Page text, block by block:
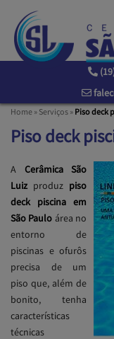
Home » Serviços » Piso deck
Piso deck
A Cerâmica São
Luiz produz piso
deck piscina em
São Paulo área no
entorno de
piscinas e ofurôs
precisa de um
piso que, além de
bonito, tenha
características
técnicas